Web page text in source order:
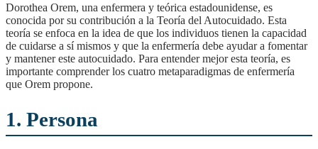
Dorothea Orem, una enfermera y teórica estadounidense, es
conocida por su contribución a la Teoría del Autocuidado. Esta
teoría se enfoca en la idea de que los individuos tienen la capacidad
de cuidarse a sí mismos y que la enfermería debe ayudar a fomentar
y mantener este autocuidado. Para entender mejor esta teoría, es
importante comprender los cuatro metaparadigmas de enfermería
que Orem propone.
1. Persona